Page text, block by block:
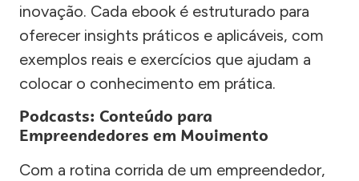
inovação. Cada ebook é estruturado para
oferecer insights práticos e aplicáveis, com
exemplos reais e exercícios que ajudam a
colocar o conhecimento em prática.
Podcasts: Conteúdo para
Empreendedores em Movimento
Com a rotina corrida de um empreendedor,